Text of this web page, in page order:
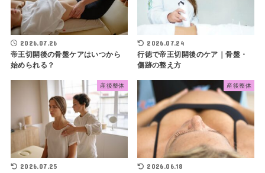
2026.07.26
帝王切開後の骨盤ケアはいつから
始められる？
2026.07.24
行徳で帝王切開後のケア｜骨盤・
傷跡の整え方
産後整体
2026.07.25
産後整体
2026.06.18